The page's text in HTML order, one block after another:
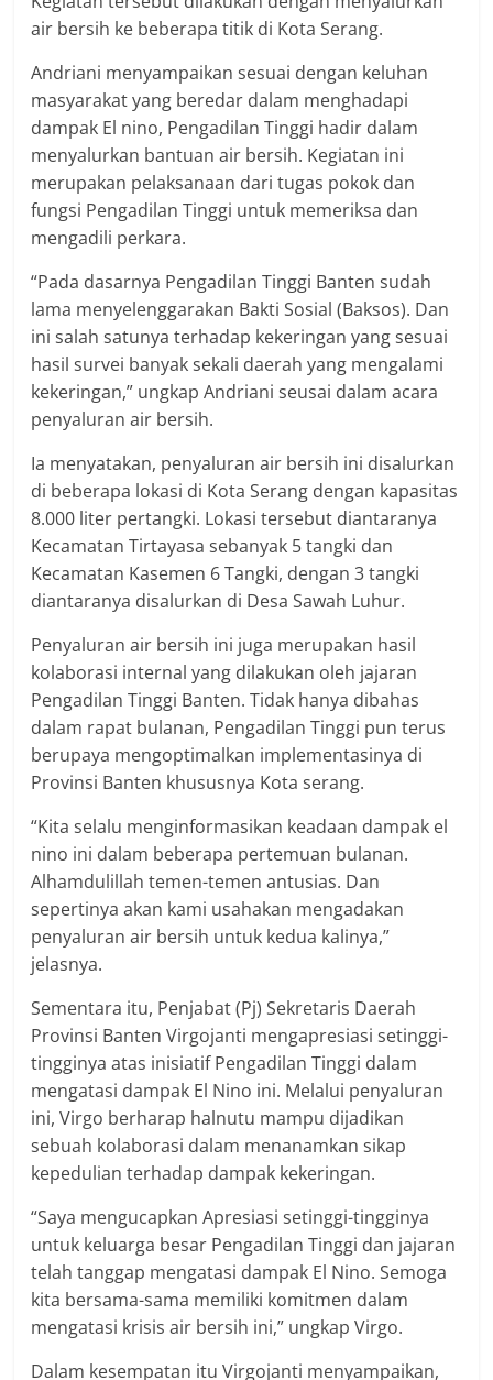
air bersih ke beberapa titik di Kota Serang.
Andriani menyampaikan sesuai dengan keluhan
masyarakat yang beredar dalam menghadapi
dampak El nino, Pengadilan Tinggi hadir dalam
menyalurkan bantuan air bersih. Kegiatan ini
merupakan pelaksanaan dari tugas pokok dan
fungsi Pengadilan Tinggi untuk memeriksa dan
mengadili perkara.
“Pada dasarnya Pengadilan Tinggi Banten sudah
lama menyelenggarakan Bakti Sosial (Baksos). Dan
ini salah satunya terhadap kekeringan yang sesuai
hasil survei banyak sekali daerah yang mengalami
kekeringan,” ungkap Andriani seusai dalam acara
penyaluran air bersih.
Ia menyatakan, penyaluran air bersih ini disalurkan
di beberapa lokasi di Kota Serang dengan kapasitas
8.000 liter pertangki. Lokasi tersebut diantaranya
Kecamatan Tirtayasa sebanyak 5 tangki dan
Kecamatan Kasemen 6 Tangki, dengan 3 tangki
diantaranya disalurkan di Desa Sawah Luhur.
Penyaluran air bersih ini juga merupakan hasil
kolaborasi internal yang dilakukan oleh jajaran
Pengadilan Tinggi Banten. Tidak hanya dibahas
dalam rapat bulanan, Pengadilan Tinggi pun terus
berupaya mengoptimalkan implementasinya di
Provinsi Banten khususnya Kota serang.
“Kita selalu menginformasikan keadaan dampak el
nino ini dalam beberapa pertemuan bulanan.
Alhamdulillah temen-temen antusias. Dan
sepertinya akan kami usahakan mengadakan
penyaluran air bersih untuk kedua kalinya,”
jelasnya.
Sementara itu, Penjabat (Pj) Sekretaris Daerah
Provinsi Banten Virgojanti mengapresiasi setinggi-
tingginya atas inisiatif Pengadilan Tinggi dalam
mengatasi dampak El Nino ini. Melalui penyaluran
ini, Virgo berharap halnutu mampu dijadikan
sebuah kolaborasi dalam menanamkan sikap
kepedulian terhadap dampak kekeringan.
“Saya mengucapkan Apresiasi setinggi-tingginya
untuk keluarga besar Pengadilan Tinggi dan jajaran
telah tanggap mengatasi dampak El Nino. Semoga
kita bersama-sama memiliki komitmen dalam
mengatasi krisis air bersih ini,” ungkap Virgo.
Dalam kesempatan itu Virgojanti menyampaikan,